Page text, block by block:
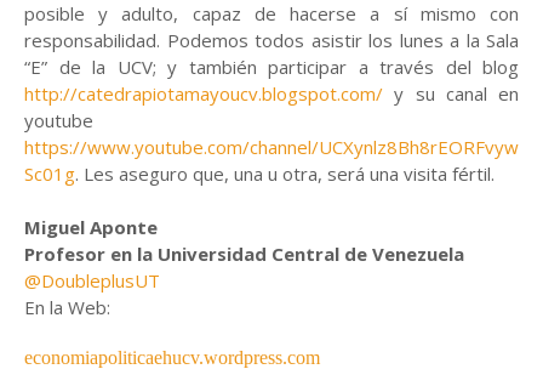
posible y adulto, capaz de hacerse a sí mismo con
responsabilidad. Podemos todos asistir los lunes a la Sala
“E” de la UCV; y también participar a través del blog
http://catedrapiotamayoucv.blogspot.com/ y su canal en
youtube
https://www.youtube.com/channel/UCXynlz8Bh8rEORFvyw
Sc01g. Les aseguro que, una u otra, será una visita fértil.
Miguel Aponte
Profesor en la Universidad Central de Venezuela
@DoubleplusUT
En la Web:
economiapoliticaehucv.wordpress.com